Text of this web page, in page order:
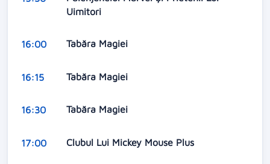
Uimitori
16:00 Tabăra Magiei
16:15 Tabăra Magiei
16:30 Tabăra Magiei
17:00 Clubul Lui Mickey Mouse Plus